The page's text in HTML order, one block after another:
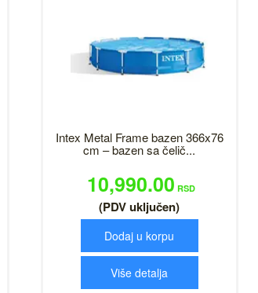
Intex Metal Frame bazen 366x76
cm – bazen sa čelič...
10,990.00 RSD
(PDV uključen)
Dodaj u korpu
Više detalja